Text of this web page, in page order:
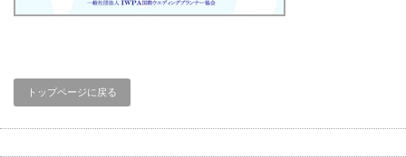
トップページに戻る